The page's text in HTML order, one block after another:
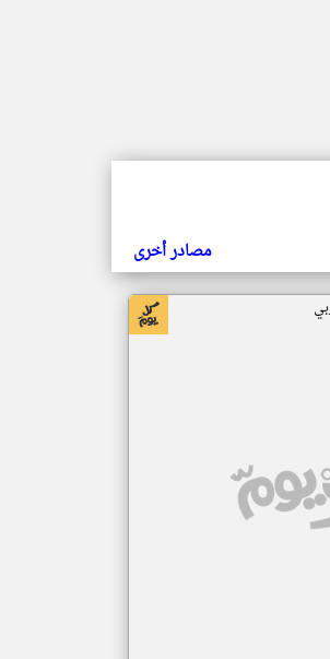
مصادر أخرى